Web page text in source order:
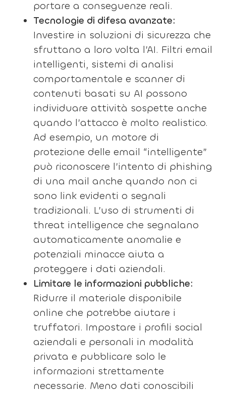
portare a conseguenze reali.
Tecnologie di difesa avanzate:
Investire in soluzioni di sicurezza che
sfruttano a loro volta l’AI. Filtri email
intelligenti, sistemi di analisi
comportamentale e scanner di
contenuti basati su AI possono
individuare attività sospette anche
quando l’attacco è molto realistico.
Ad esempio, un motore di
protezione delle email “intelligente”
può riconoscere l’intento di phishing
di una mail anche quando non ci
sono link evidenti o segnali
tradizionali. L’uso di strumenti di
threat intelligence che segnalano
automaticamente anomalie e
potenziali minacce aiuta a
proteggere i dati aziendali.
Limitare le informazioni pubbliche:
Ridurre il materiale disponibile
online che potrebbe aiutare i
truffatori. Impostare i profili social
aziendali e personali in modalità
privata e pubblicare solo le
informazioni strettamente
necessarie. Meno dati conoscibili